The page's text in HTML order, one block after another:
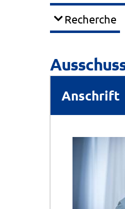
Recherche
Anschrift